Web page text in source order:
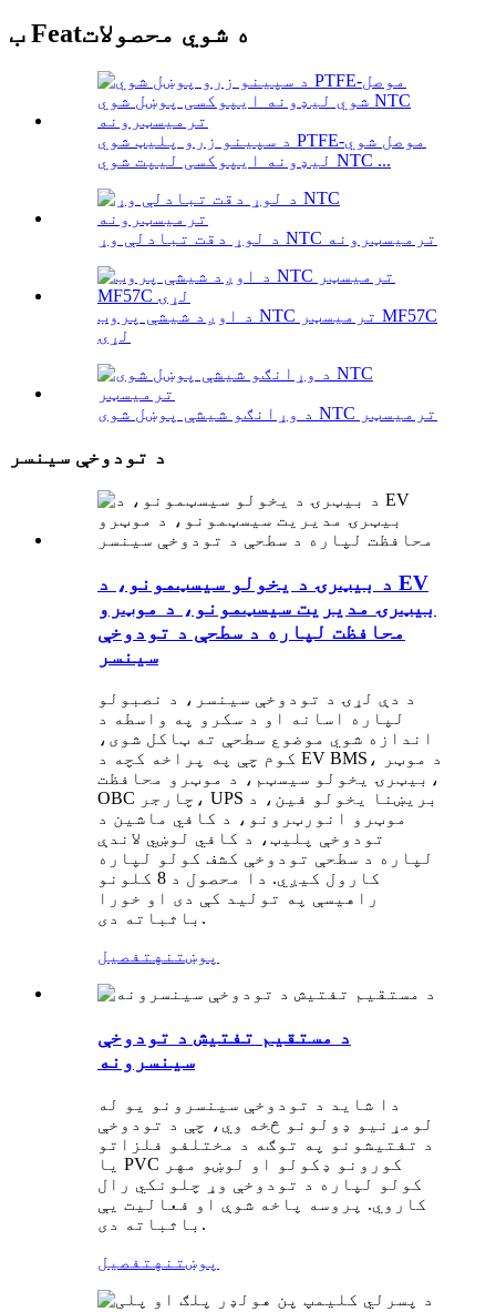
ب Featه شوي محصولات
د سپینو زرو پلیټ شوي PTFE-موصل شوي
لیډونه ایپوکسی لیپت شوي NTC ...
د لوړ دقت تبادلې وړ NTC ترمیسټرونه
د اوږد شیشې پروب NTC ترمیسټر MF57C
لړۍ
د وړانګو شیشې پوښل شوی NTC ترمیسټر
د تودوخې سینسر
د بیټرۍ د یخولو سیسټمونو، د EV
بیټرۍ مدیریت سیسټمونو، د موټرو
محافظت لپاره د سطحې د تودوخې
سینسر
د دې لړۍ د تودوخې سینسر، د نصبولو
لپاره اسانه او د سکرو په واسطه د
اندازه شوي موضوع سطحې ته ټاکل شوی،
کوم چې په پراخه کچه د EV BMS، د موټر
بیټرۍ یخولو سیسټم، د موټرو محافظت،
OBC چارجر، UPS بریښنا یخولو فین، د
موټرو انورټرونو، د کافي ماشین د
تودوخې پلیټ، د کافي لوښي لاندې
لپاره د سطحې تودوخې کشف کولو لپاره
کارول کیږي. دا محصول د 8 کلونو
راهیسې په تولید کې دی او خورا
باثباته دی.
پوښتنه تفصیل
د مستقیم تفتیش د تودوخې
سینسرونه
دا شاید د تودوخې سینسرونو یو له
لومړنیو ډولونو څخه وي، چې د تودوخې
د تفتیشونو په توګه د مختلفو فلزاتو
یا PVC کورونو ډکولو او لوښو مهر
کولو لپاره د تودوخې وړ چلونکي رال
کاروي. پروسه پاخه شوې او فعالیت یې
باثباته دی.
پوښتنه تفصیل